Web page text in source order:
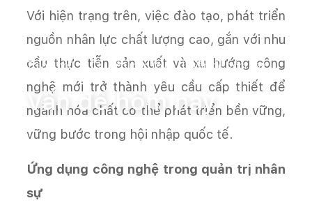
Trang chủ Chuyên mục (old) Vấn đề hôm nay
Vấn đề hôm nay
Với hiện trạng trên, việc đào tạo, phát triển
nguồn nhân lực chất lượng cao, gắn với nhu
cầu thực tiễn sản xuất và xu hướng công
nghệ mới trở thành yêu cầu cấp thiết để
ngành hóa chất có thể phát triển bền vững,
vững bước trong hội nhập quốc tế.
Ứng dụng công nghệ trong quản trị nhân
sự